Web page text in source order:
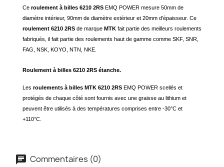
Ce roulement à billes 6210 2RS EMQ POWER mesure 50mm de
diamètre intérieur, 90mm de diamètre extérieur et 20mm d’épaisseur. Ce
roulement 6210 2RS de marque MTK fait partie des meilleurs roulements
fabriqués, il fait partie des roulements haut de gamme comme SKF, SNR,
FAG, NSK, KOYO, NTN, NKE.
Roulement à billes 6210 2RS étanche.
Les roulements à billes MTK 6210 2RS EMQ POWER scellés et
protégés de chaque côté sont fournis avec une graisse au lithium et
peuvent être utilisés à des températures comprises entre -30°C et
+110°C.
Commentaires (0)